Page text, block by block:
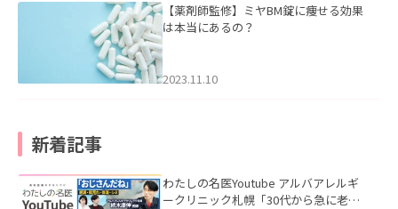
【薬剤師監修】ミヤBM錠に痩せる効果
は本当にあるの？
2023.11.10
新着記事
わたしの名医Youtube アルバアレルギ
ークリニック札幌「30代から急に老け